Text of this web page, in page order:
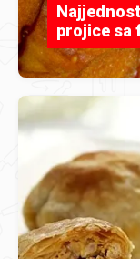
projice sa